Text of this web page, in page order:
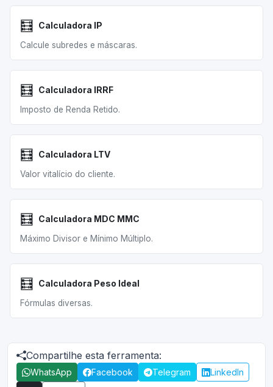
🧮 Calculadora IP
Calcule subredes e máscaras.
🧮 Calculadora IRRF
Imposto de Renda Retido.
🧮 Calculadora LTV
Valor vitalício do cliente.
🧮 Calculadora MDC MMC
Máximo Divisor e Mínimo Múltiplo.
🧮 Calculadora Peso Ideal
Fórmulas diversas.
Compartilhe esta ferramenta:
WhatsApp Facebook Telegram
LinkedIn